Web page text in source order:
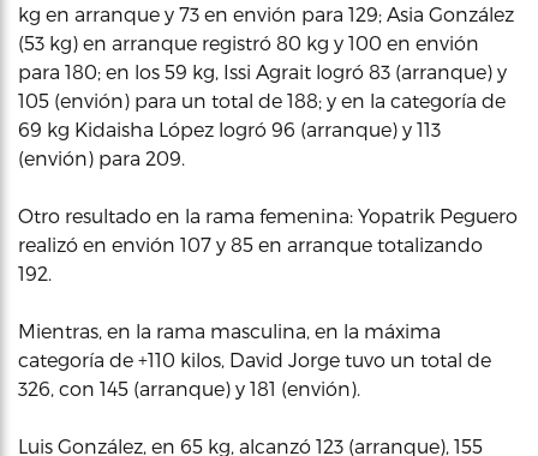
kg en arranque y 73 en envión para 129; Asia González
(53 kg) en arranque registró 80 kg y 100 en envión
para 180; en los 59 kg, Issi Agrait logró 83 (arranque) y
105 (envión) para un total de 188; y en la categoría de
69 kg Kidaisha López logró 96 (arranque) y 113
(envión) para 209.
Otro resultado en la rama femenina: Yopatrik Peguero
realizó en envión 107 y 85 en arranque totalizando
192.
Mientras, en la rama masculina, en la máxima
categoría de +110 kilos, David Jorge tuvo un total de
326, con 145 (arranque) y 181 (envión).
Luis González, en 65 kg, alcanzó 123 (arranque), 155